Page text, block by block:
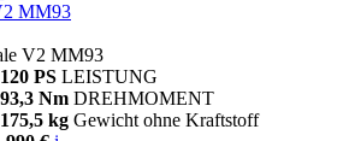
MM93
V2 MM93
120 PS LEISTUNG
93,3 Nm DREHMOMENT
175,5 kg Gewicht ohne Kraftstoff